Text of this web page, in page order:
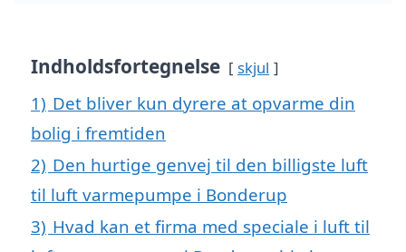
Indholdsfortegnelse skjul
1) Det bliver kun dyrere at opvarme din
bolig i fremtiden
2) Den hurtige genvej til den billigste luft
til luft varmepumpe i Bonderup
3) Hvad kan et firma med speciale i luft til